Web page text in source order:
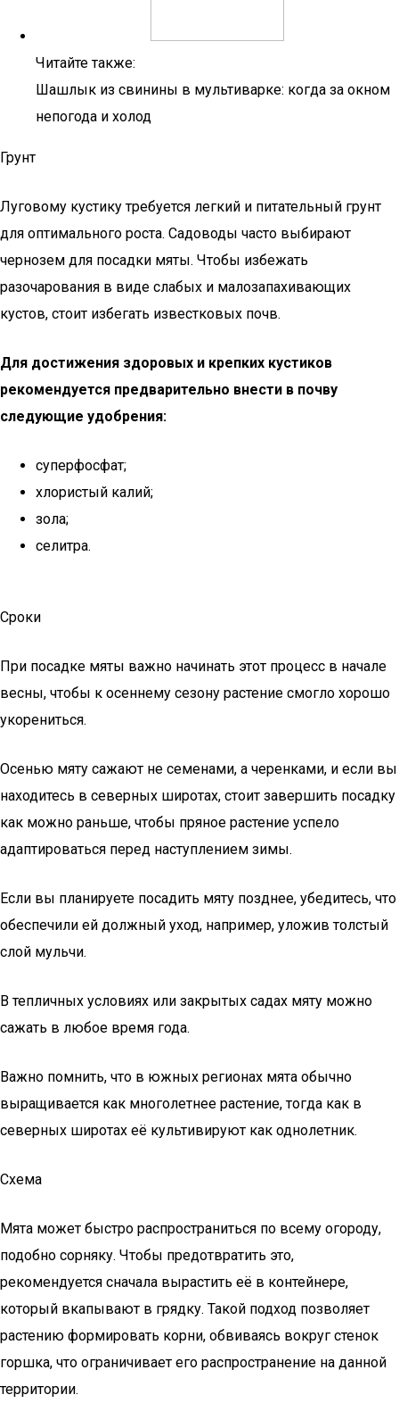
Читайте также:
Шашлык из свинины в мультиварке: когда за окном
непогода и холод
Грунт
Луговому кустику требуется легкий и питательный грунт
для оптимального роста. Садоводы часто выбирают
чернозем для посадки мяты. Чтобы избежать
разочарования в виде слабых и малозапахивающих
кустов, стоит избегать известковых почв.
Для достижения здоровых и крепких кустиков
рекомендуется предварительно внести в почву
следующие удобрения:
суперфосфат;
хлористый калий;
зола;
селитра.
Сроки
При посадке мяты важно начинать этот процесс в начале
весны, чтобы к осеннему сезону растение смогло хорошо
укорениться.
Осенью мяту сажают не семенами, а черенками, и если вы
находитесь в северных широтах, стоит завершить посадку
как можно раньше, чтобы пряное растение успело
адаптироваться перед наступлением зимы.
Если вы планируете посадить мяту позднее, убедитесь, что
обеспечили ей должный уход, например, уложив толстый
слой мульчи.
В тепличных условиях или закрытых садах мяту можно
сажать в любое время года.
Важно помнить, что в южных регионах мята обычно
выращивается как многолетнее растение, тогда как в
северных широтах её культивируют как однолетник.
Схема
Мята может быстро распространиться по всему огороду,
подобно сорняку. Чтобы предотвратить это,
рекомендуется сначала вырастить её в контейнере,
который вкапывают в грядку. Такой подход позволяет
растению формировать корни, обвиваясь вокруг стенок
горшка, что ограничивает его распространение на данной
территории.